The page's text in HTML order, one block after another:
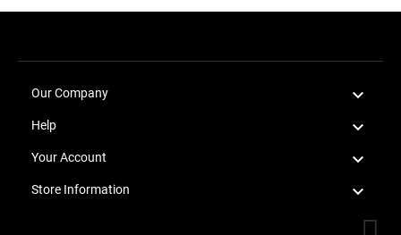
Our Company 
Help 
Your Account 
Store Information 